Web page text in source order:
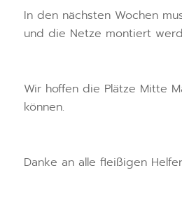
In den nächsten Wochen
und die Netze montiert
Wir hoffen die Plätze Mitte
können.
Danke an alle fleißigen